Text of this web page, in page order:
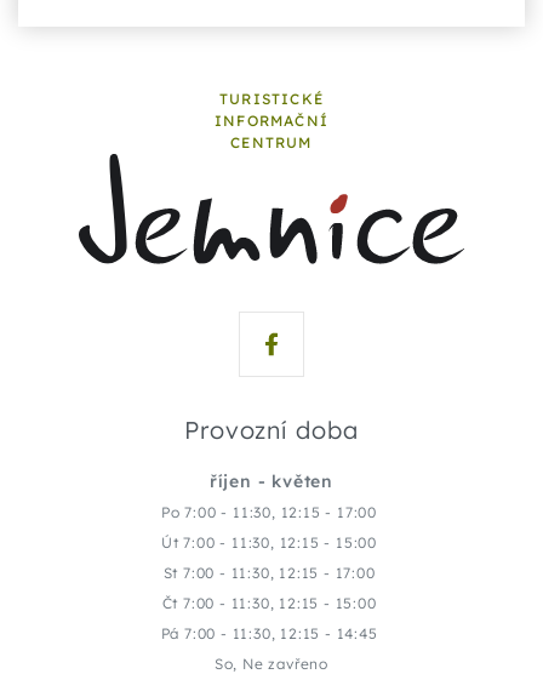
TURISTICKÉ
INFORMAČNÍ
CENTRUM
Provozní doba
říjen - květen
Po 7:00 - 11:30, 12:15 - 17:00
Út 7:00 - 11:30, 12:15 - 15:00
St 7:00 - 11:30, 12:15 - 17:00
Čt 7:00 - 11:30, 12:15 - 15:00
Pá 7:00 - 11:30, 12:15 - 14:45
So, Ne zavřeno